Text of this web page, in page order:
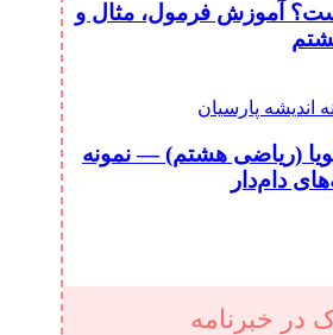
آموزش فرمول، مثال و
(ریاضی هشتم) — نمونه
دام‌دار
در خبرنامه